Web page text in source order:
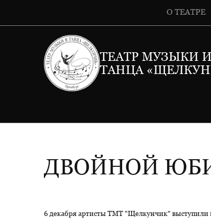
О ТЕАТРЕ
ТЕАТР МУЗЫКИ И
ТАНЦА
ДВОЙНОЙ
6 декабря артисты ТМТ "Щелкунчик" выступили